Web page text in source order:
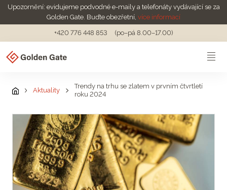
Upozornění: evidujeme podvodné e-maily a telefonáty vydávající se za
Golden Gate. Buďte obezřetní, více informací
+420 776 448 853 (po–pá 8.00–17.00)
Aktuality
Trendy na trhu se zlatem v prvním čtvrtletí
roku 2024